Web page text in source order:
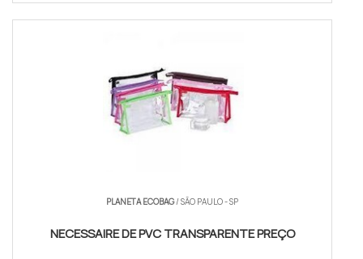
PLANETA ECOBAG/ SÃO PAULO - SP
NECESSAIRE DE PVC TRANSPARENTE PREÇO